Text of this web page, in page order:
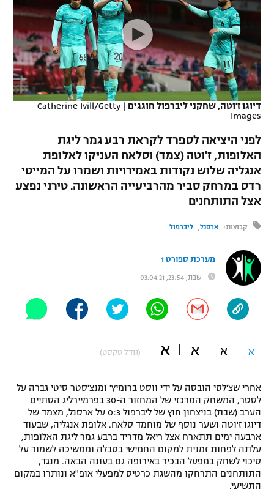
VOD
רץ ברשת
תוצאות
לוח שידורים
ברחבה
"מעל הליגה" – פודקאסט
תקנון עבור פעילות אלקטרה
תקנון עבור פעילות ספורט 1 – "מרלן"
גיימינג E-Sports
תנאי שימוש
נבחרת ישראל
מכבי חיפה
בית"ר ירושלים
מכבי תל אביב
הפועל תל אביב
הפועל חיפה
הפועל באר שבע
מכבי נתניה
בני יהודה
ליגה ספרדית
ליגה איטלקית
ליגה צרפתית
ליגה הולנדית
ליגה טורקית
ליגה סינית
ליגה ברזילאית
ליגות נוספות
כדורסל נשים
מכבי תל אביב
הפועל חולון
הפועל ירושלים
יורוליג
יורוקאפ
טניס
כדוריד
כדורעף
שחייה
ג'ודו
אגרוף
היאבקות WWE
אופניים
כדורמים
פוטבול אמריקאי NFL
בייסבול MLB
ספורט אתגרי ואקסטרים
אומנויות לחימה
דיוגו ז'וטה, שחקני ליברפול חוגגים |
Catherine Ivill/Getty
Images
לפני היציאה לספרד לקראת רבע גמר ליגת
האלופות, ז'וטה (צמד) וסלאח העניקו לאלופת
אנגליה שלוש נקודות באמירויות ושמרו על המייטי
רדס במרחק סביר מהרביעייה הראשונה. טירני נפצע
אצל התותחנים
קבוצות: ארסנל ליברפול
מערכת ספורט 1
שבת, 23:54, 03.04.21
א א א א (גודל טקסט)
אחרי שצ'לסי הובסה על ידי ווסט ברומיץ' ומנצ'סטר סיטי גברה על
לסטר, המשחק המרכזי של המחזור ה-30 בפרמיירליג הסתיים
הערב (שבת) בניצחון חוץ של ליברפול 0:3 על ארסנל, מצמד של
דיוגו ז'וטה ושער נוסף של מוחמד סלאח. אלופת אנגליה, שבעוד
ארבעה ימים תתארח אצל ריאל מדריד ברבע גמר ליגת האלופות,
עלתה לפחות זמנית למקום החמישי בטבלה וממשיכה לשמור על
סיכוי לשחק במפעל הבכיר באירופה גם בעונה הבאה. מנגד,
התותחנים התרחקו מהשגת כרטיס למפעלי אופ"א ונותרו במקום
התשיעי.